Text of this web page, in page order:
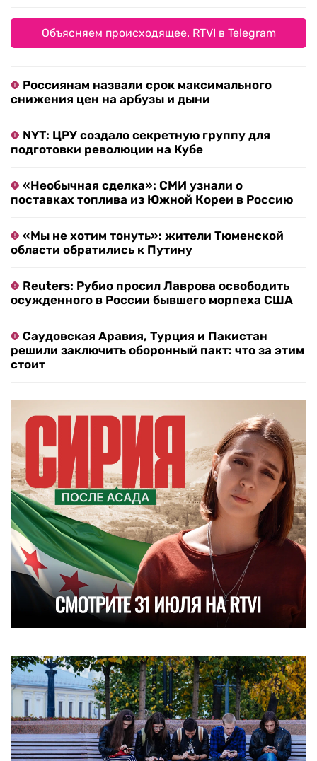
Объясняем происходящее. RTVI в Telegram
Россиянам назвали срок максимального
снижения цен на арбузы и дыни
NYT: ЦРУ создало секретную группу для
подготовки революции на Кубе
«Необычная сделка»: СМИ узнали о
поставках топлива из Южной Кореи в Россию
«Мы не хотим тонуть»: жители Тюменской
области обратились к Путину
Reuters: Рубио просил Лаврова освободить
осужденного в России бывшего морпеха США
Саудовская Аравия, Турция и Пакистан
решили заключить оборонный пакт: что за этим
стоит